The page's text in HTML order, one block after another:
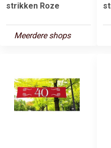
strikken Roze
Meerdere shops